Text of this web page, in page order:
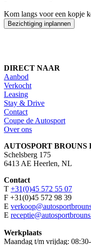
Kom langs voor een kopje
Bezichtiging inplannen
DIRECT NAAR
Aanbod
Verkocht
Leasing
Stay & Drive
Contact
Coupe de Autosport
Over ons
AUTOSPORT BROUNS
Schelsberg 175
6413 AE Heerlen, NL
Contact
T +31(0)45 572 55 07
F +31(0)45 572 98 39
E
E
Werkplaats
Maandag t/m vrijdag: